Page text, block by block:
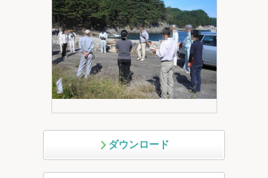
ピックアップコンテンツ
Foreign Laguage
ダウンロード